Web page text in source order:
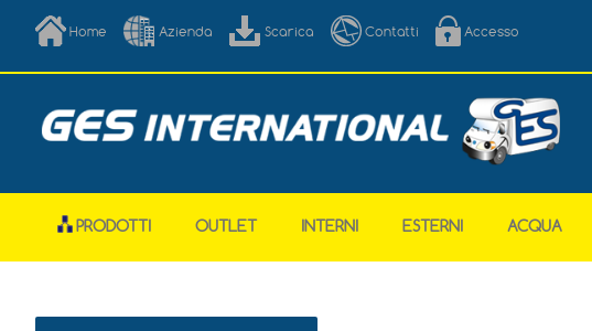
Home Azienda Scarica Contatti Accesso
PRODOTTI OUTLET INTERNI ESTERNI ACQUA